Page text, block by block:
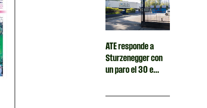
ATE responde a
Sturzenegger con
un paro el 30 e...